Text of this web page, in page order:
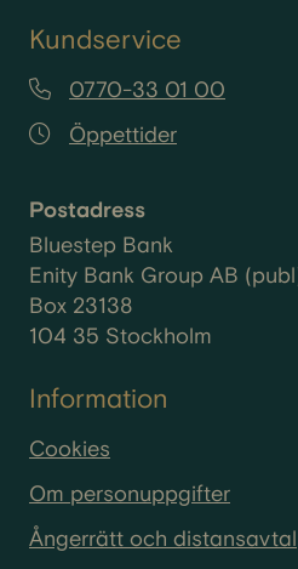
Om din
konkurs får du alltså
kvar i din bostad,
eventuella bolån
faktiskt innebär i
Kundservice
0770-33 01 00
Öppettider
Postadress
Bluestep Bank
Enity Bank Group AB
Box 23138
104 35 Stockholm
Information
Cookies
Om personuppgifter
Ångerrätt och distansavtal